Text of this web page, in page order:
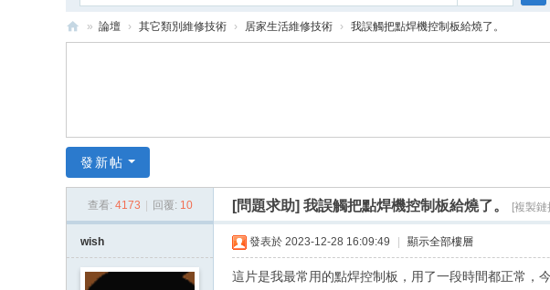
尋
酷
» 論壇 › 其它類別維修技術 › 居家生活維修技術 › 我誤觸把點焊機控制板給燒了。
發新帖
查看: 4173 回覆: 10 [問題求助] 我誤觸把點焊機控制板給燒了。 [複製鏈
wish 發表於 2023-12-28 16:09:49 顯示全部樓層
這片是我最常用的點焊控制板，用了一段時間都正常，